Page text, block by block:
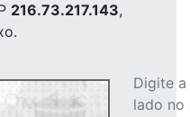
216.73.217.143,
Digite
lado no